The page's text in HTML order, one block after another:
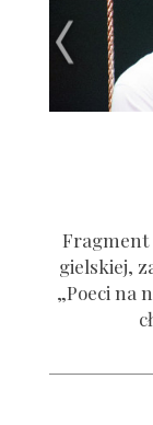
Frag­ment
giel­skiej,
„Poeci na